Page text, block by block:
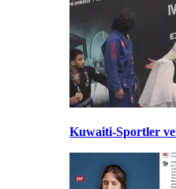
Kuwaiti-Sportler